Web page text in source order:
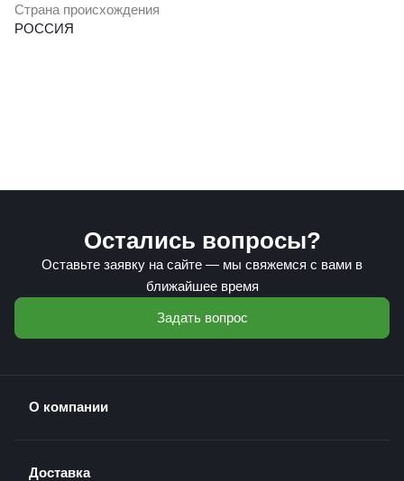
Страна происхождения
РОССИЯ
Остались вопросы?
Оставьте заявку на сайте — мы свяжемся с вами в
ближайшее время
Задать вопрос
О компании
Доставка